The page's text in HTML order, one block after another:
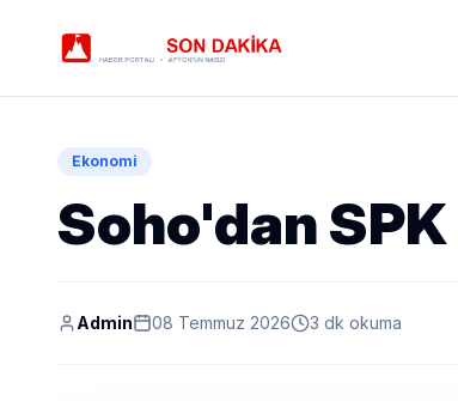
Ekonomi
Soho'dan
Admin 08 Temmuz 2026 3 dk okuma